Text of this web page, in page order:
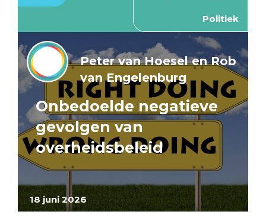
Politiek
18 juni 2026
Peter van Hoesel en Rob
van Engelenburg
Onbedoelde negatieve
gevolgen van
overheidsbeleid